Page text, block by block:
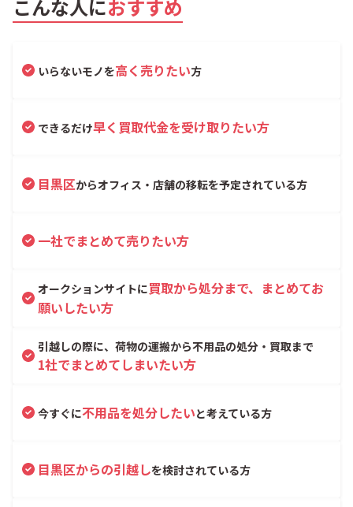
こんな人におすすめ
いらないモノを高く売りたい方
できるだけ早く買取代金を受け取りたい方
目黒区からオフィス・店舗の移転を予定されている方
一社でまとめて売りたい方
オークションサイトに買取から処分まで、まとめてお
願いしたい方
引越しの際に、荷物の運搬から不用品の処分・買取まで
1社でまとめてしまいたい方
今すぐに不用品を処分したいと考えている方
目黒区からの引越しを検討されている方